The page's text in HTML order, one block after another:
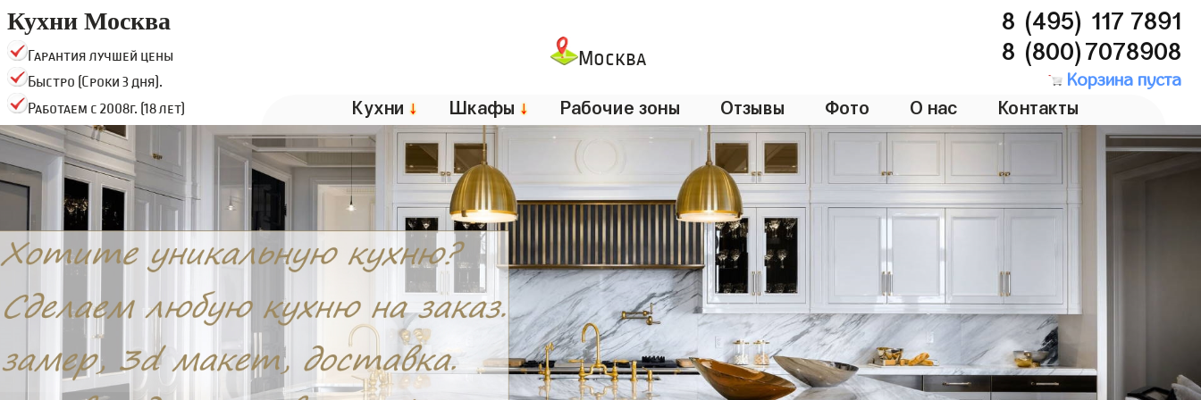
Кухни Москва
Гарантия лучшей цены
Быстро (Сроки 3 дня).
Работаем с 2008г. (18 лет)
Москва
8 (495) 117 7891
8 (800)7078908
Корзина пуста
Кухни ↓ Шкафы ↓ Рабочие зоны Отзывы Фото О нас Контакты